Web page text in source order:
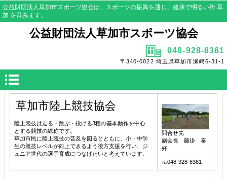
公益財団法人草加市スポーツ協会は、スポーツの振興を通じ、健康で明るい街 草
加 を育みます。
公益財団法人草加市スポーツ協会
048-928-6361
〒340-0022 埼玉県草加市瀬崎6-31-1
草加市陸上競技協会
陸上競技は走る・跳ぶ・投げる3種の基本動作を中心
とする競技の総称です。
草加市民に陸上競技の普及を図るとともに、小・中学
生の競技レベルが向上できるよう後方支援を行い、ジ
ュニア世代の選手育成につなげたいと考えています。
問合せ先
副会長 藤掛 泰
好
℡048-928-6361